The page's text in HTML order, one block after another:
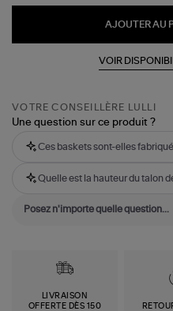
AJOUTER AU
VOIR
VOTRE CONSEILLÈRE LULLI
Une question sur ce produit ?
Ces baskets sont-elles
Quelle est la hauteur du talon
LIVRAISON
OFFERTE DÈS 150